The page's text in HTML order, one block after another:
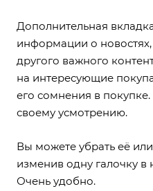
Дополнительная
информации о
другого важного
на интересующие
его сомнения в
своему усмотрению.
Вы можете убрать её
изменив одну галочку в
Очень удобно.